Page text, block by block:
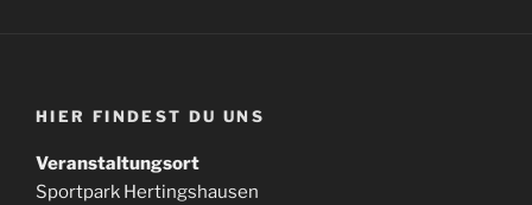
HIER FINDEST DU UNS
Veranstaltungsort
Sportpark Hertingshausen